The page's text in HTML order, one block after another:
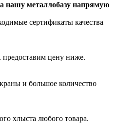
нашу металлобазу напрямую
сертификаты качества
предоставим цену ниже.
и большое количество
хлыста любого товара.